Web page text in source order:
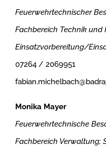
Feuerwehrtechnischer
Fachbereich Technik und
Einsatzvorbereitung/
07264 / 2069951
Monika Mayer
Feuerwehrtechnische
Fachbereich Verwaltung;